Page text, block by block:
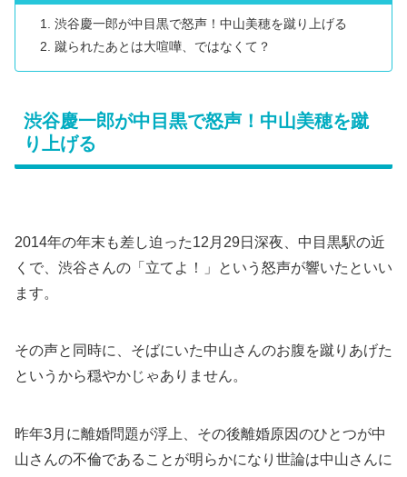
渋谷慶一郎が中目黒で怒声！中山美穂を蹴り上げる
蹴られたあとは大喧嘩、ではなくて？
渋谷慶一郎が中目黒で怒声！中山美穂を蹴
り上げる
2014年の年末も差し迫った12月29日深夜、中目黒駅の近
くで、渋谷さんの「立てよ！」という怒声が響いたといい
ます。
その声と同時に、そばにいた中山さんのお腹を蹴りあげた
というから穏やかじゃありません。
昨年3月に離婚問題が浮上、その後離婚原因のひとつが中
山さんの不倫であることが明らかになり世論は中山さんに